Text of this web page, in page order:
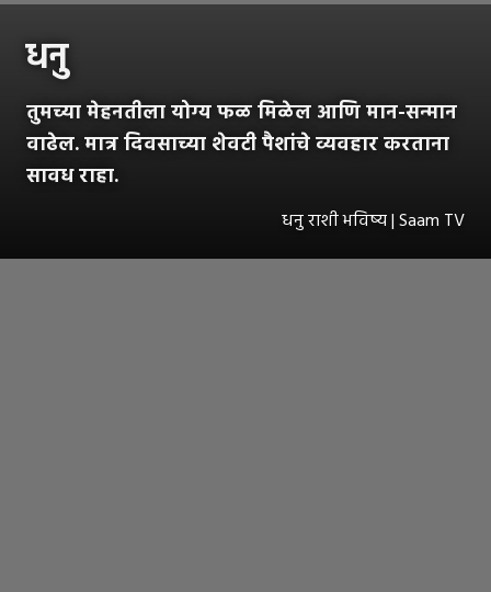
धनु
तुमच्या मेहनतीला योग्य फळ मिळेल आणि मान-सन्मान
वाढेल. मात्र दिवसाच्या शेवटी पैशांचे व्यवहार करताना
सावध राहा.
धनु राशी भविष्य | Saam TV